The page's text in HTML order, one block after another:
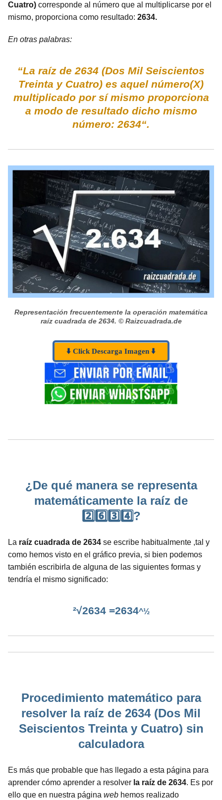
Cuatro) corresponde al número que al multiplicarse por el
mismo, proporciona como resultado: 2634.
En otras palabras:
“La raíz de 2634 (Dos Mil Seiscientos
Treinta y Cuatro) es aquel número(X)
multiplicado por sí mismo proporciona
a modo de resultado dicho mismo
número: 2634“.
Representación frecuentemente la operación matemática
raíz cuadrada de 2634. © Raizcuadrada.de
⬇️ Click Descarga Imagen ⬇️
¿De qué manera se representa
matemáticamente la raíz de
2️⃣6️⃣3️⃣4️⃣?
La raíz cuadrada de 2634 se escribe habitualmente ,tal y
como hemos visto en el gráfico previa, si bien podemos
también escribirla de alguna de las siguientes formas y
tendría el mismo significado:
²√2634 =2634^½
Procedimiento matemático para
resolver la raíz de 2634 (Dos Mil
Seiscientos Treinta y Cuatro) sin
calculadora
Es más que probable que has llegado a esta página para
aprender cómo aprender a resolver la raíz de 2634. Es por
ello que en nuestra página web hemos realizado